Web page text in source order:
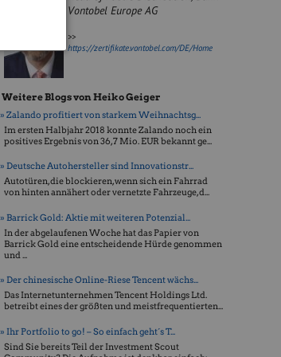
Vontobel Europe AG
>>
https://zertifikate.vontobel.com/DE/Home
Weitere Blogs von Heiko Geiger
» Zalando profitiert von starkem Weihnachtsg...
Im ersten Halbjahr 2018 konnte Zalando noch ein
positives Ergebnis von 36,7 Mio. EUR bekannt ge...
» Deutsche Autohersteller sind Innovationstr...
Autotüren, die blockieren, wenn sich ein Fahrrad
von hinten annähert oder vernetzte Fahrzeuge, d...
» Barrick Gold: Aktie mit weiteren Potenzial...
In der abgelaufenen Woche hat das Papier von
Barrick Gold eine entscheidende Hürde genommen
und ...
» Der chinesische Online-Riese Tencent wächs...
Das Internetunternehmen Tencent Holdings Ltd.
betreibt eines der größten und meistfrequentierten...
» Ihr Portfolio to go! – So einfach geht´s T...
Sind Sie bereits Teil der Investment Scout